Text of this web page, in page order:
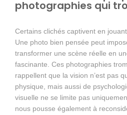
photographies qui
Certains clichés captivent en
Une photo bien pensée peut
transformer une scène réelle en
fascinante. Ces photographies
rappellent que la vision n’est pas
physique, mais aussi de
visuelle ne se limite pas
nous pousse également à